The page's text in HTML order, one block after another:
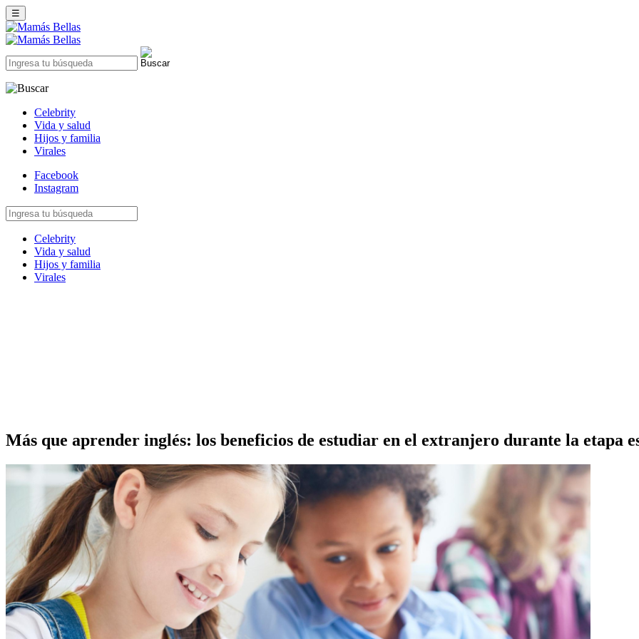
☰
Celebrity
Vida y salud
Hijos y familia
Virales
Facebook
Instagram
Celebrity
Vida y salud
Hijos y familia
Virales
Más que aprender inglés: los beneficios de estudiar en el extranjero durante la etapa